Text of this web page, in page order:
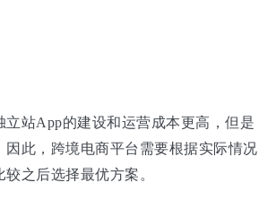
立站App的建设和运营成本更高，但是
因此，跨境电商平台需要根据实际情况
之后选择最优方案。